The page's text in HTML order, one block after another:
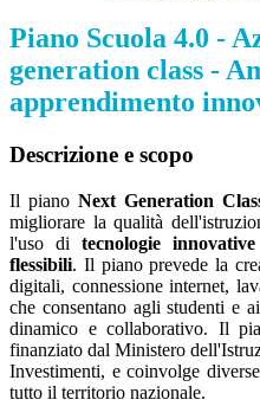
Piano Scuola 4.0 -
generation class -
apprendimento
Descrizione e scopo
Il piano Next Generation
migliorare la qualità
l'uso ditecnologie
flessibili. Il piano prevede la
digitali, connessione internet,
che consentano agli studenti e
dinamico e collaborativo. Il
finanziato dal Ministero
Investimenti, e coinvolge
tutto il territorio nazionale.